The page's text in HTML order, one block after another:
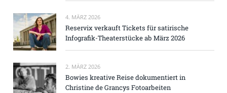
4. MÄRZ 2026
Reservix verkauft Tickets für satirische
Infografik-Theaterstücke ab März 2026
2. MÄRZ 2026
Bowies kreative Reise dokumentiert in
Christine de Grancys Fotoarbeiten